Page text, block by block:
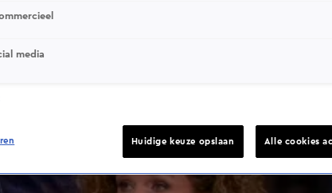
media
Huidige keuze opslaan Alle cookies